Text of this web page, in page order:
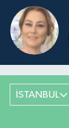
İSTANBUL